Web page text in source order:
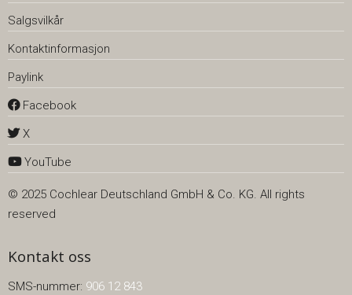
Salgsvilkår
Kontaktinformasjon
Paylink
Facebook
X
YouTube
© 2025 Cochlear Deutschland GmbH & Co. KG. All rights
reserved
Kontakt oss
SMS-nummer: 906 12 843